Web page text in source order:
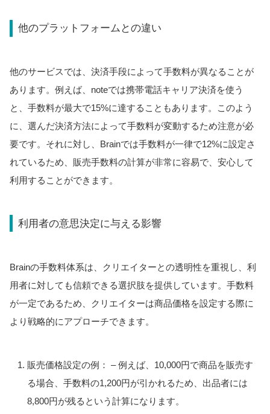
他のプラットフォームとの違い
他のサービスでは、決済手段によって手数料が異なることが
あります。例えば、noteでは携帯電話キャリア決済を使う
と、手数料が最大で15%に達することもあります。このよう
に、選んだ決済方法によって手数料が変動するため注意が必
要です。それに対し、Brainでは手数料が一律で12%に設定さ
れているため、販売手数料の計算が非常に容易で、安心して
利用することができます。
利用者の意思決定に与える影響
Brainの手数料体系は、クリエイターとの透明性を重視し、利
用者に対しても信頼できる選択肢を提供しています。手数料
が一定であるため、クリエイターは商品価格を設定する際に
より戦略的にアプローチできます。
販売価格設定の例： – 例えば、10,000円で商品を販売す
る場合、手数料の1,200円が引かれるため、出品者には
8,800円が残るという計算になります。